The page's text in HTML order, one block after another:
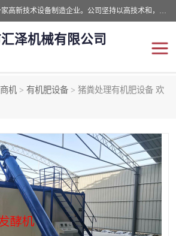
诸城汇泽机械有限公司是一家高新技术设备制造企业。公司坚持以高技术和，高服务于用户，以的环保机械制造设备赢的用户的信赖。现在主要生产死亡畜禽无害化处理和立式和卧式有机肥设备，搅拌机，烘干机，高温发酵机等。污水处理设备，固液分离机。气浮机，化制机等。公司秉承品质，用户至上，科技创新的经营理。
泽机械有限公司
机 > 有机肥设备 > 猪粪处理有机肥设备 欢
有机肥设备
肥机 粪污烘干酶体机
纳米膜发酵
分子膜堆肥仓